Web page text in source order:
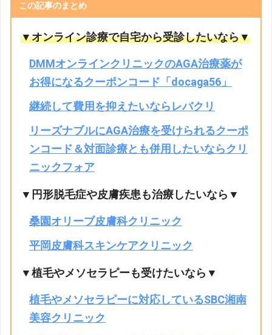
この記事のまとめ
▼オンライン診療で自宅から受診したいなら▼
DMMオンラインクリニックのAGA治療薬が
お得になるクーポンコード「docaga56」
継続して費用を抑えたいならレバクリ
リーズナブルにAGA治療を受けられるクーポ
ンコード＆対面診療とも併用したいならクリ
ニックフォア
▼円形脱毛症や皮膚疾患も治療したいなら▼
桑園オリーブ皮膚科クリニック
平岡皮膚科スキンケアクリニック
▼植毛やメソセラピーも受けたいなら▼
植毛やメソセラピーに対応しているSBC湘南
美容クリニック